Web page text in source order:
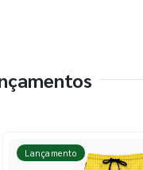
Lançamento